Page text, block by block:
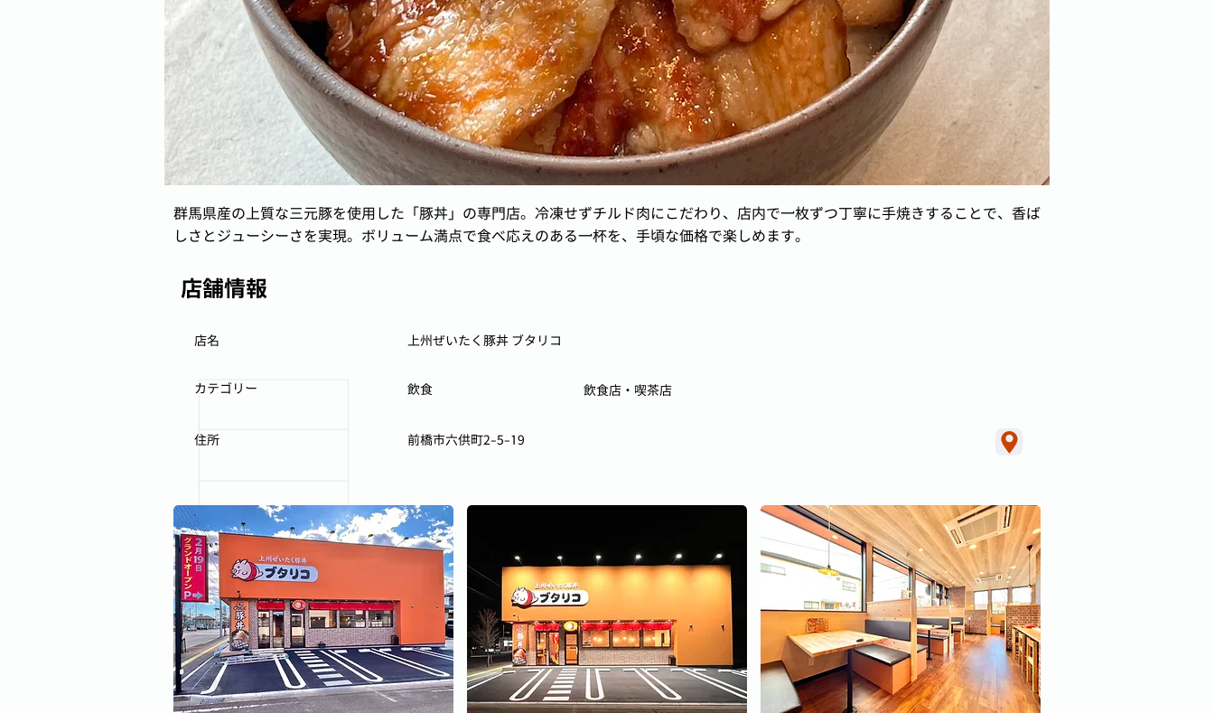
群馬県産の上質な三元豚を使用した「豚丼」の専門店。冷凍せずチルド肉にこだわり、店内で一枚ずつ丁寧に手焼きすることで、香ば
しさとジューシーさを実現。ボリューム満点で食べ応えのある一杯を、手頃な価格で楽しめます。
店舗情報
上州ぜいたく豚丼 ブタリコ
店名
飲食
カテゴリー 飲食店・喫茶店
前橋市六供町2-5-19
住所